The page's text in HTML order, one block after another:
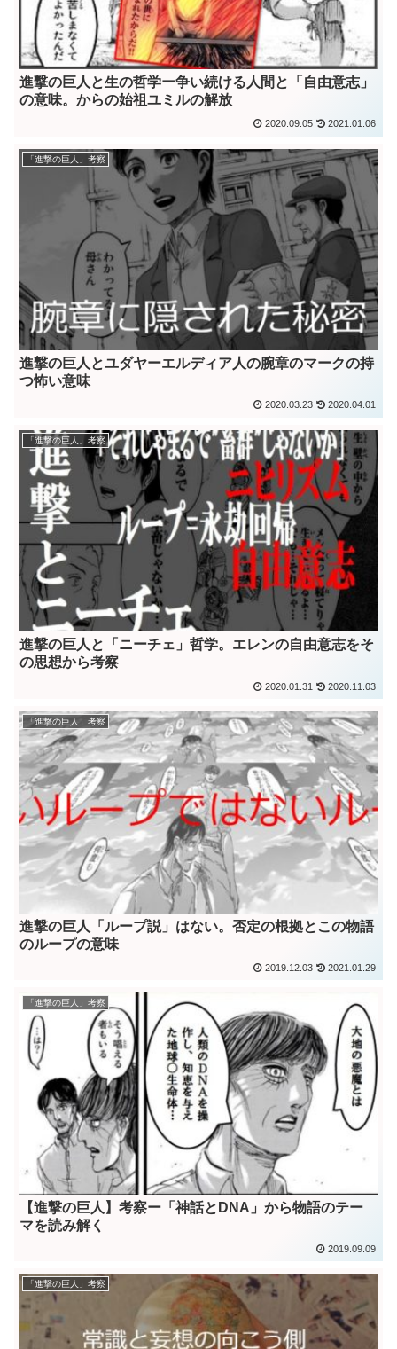
進撃の巨人と生の哲学ー争い続ける人間と「自由意志」
の意味。からの始祖ユミルの解放
2020.09.05 2021.01.06
「進撃の巨人」考察
進撃の巨人とユダヤーエルディア人の腕章のマークの持
つ怖い意味
2020.03.23 2020.04.01
「進撃の巨人」考察
進撃の巨人と「ニーチェ」哲学。エレンの自由意志をそ
の思想から考察
2020.01.31 2020.11.03
「進撃の巨人」考察
進撃の巨人「ループ説」はない。否定の根拠とこの物語
のループの意味
2019.12.03 2021.01.29
「進撃の巨人」考察
【進撃の巨人】考察ー「神話とDNA」から物語のテー
マを読み解く
2019.09.09
「進撃の巨人」考察